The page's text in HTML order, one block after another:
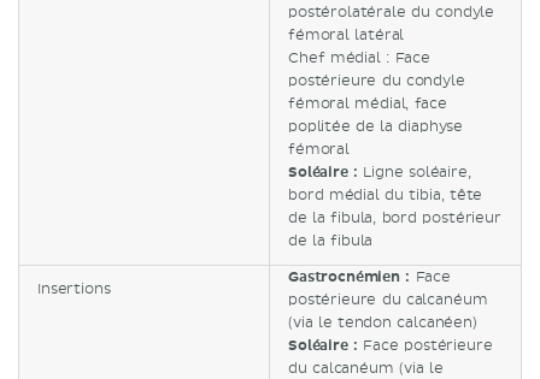
postérolatérale du condyle
fémoral latéral
Chef médial : Face
postérieure du condyle
fémoral médial, face
poplitée de la diaphyse
fémoral
Soléaire : Ligne soléaire,
bord médial du tibia, tête
de la fibula, bord postérieur
de la fibula
Insertions
Gastrocnémien : Face
postérieure du calcanéum
(via le tendon calcanéen)
Soléaire : Face postérieure
du calcanéum (via le